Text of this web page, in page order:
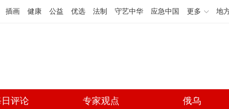
插画 健康 公益 优选 法制 守艺中华 应急中国 更多 地
评论 专家观点 俄乌